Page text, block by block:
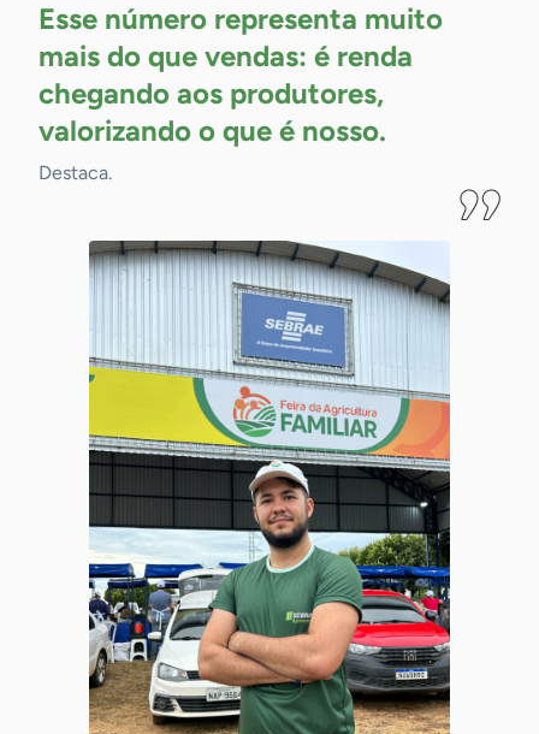
Esse número representa muito
mais do que vendas: é renda
chegando aos produtores,
valorizando o que é nosso.
Destaca.